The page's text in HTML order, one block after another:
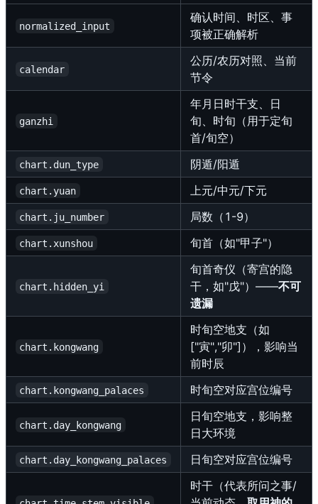
normalized_input
确认时间、时区、事
项被正确解析
calendar
公历/农历对照、当前
节令
ganzhi
年月日时干支、日
旬、时旬（用于定旬
首/旬空）
chart.dun_type 阴遁/阳遁
chart.yuan 上元/中元/下元
chart.ju_number 局数（1-9）
chart.xunshou 旬首（如"甲子"）
chart.hidden_yi
旬首奇仪（寄宫的隐
干，如"戊"）——不可
遗漏
chart.kongwang
时旬空地支（如
["寅","卯"]），影响当
前时辰
chart.kongwang_palaces 时旬空对应宫位编号
chart.day_kongwang
日旬空地支，影响整
日大环境
chart.day_kongwang_palaces 日旬空对应宫位编号
时干（代表所问之事/